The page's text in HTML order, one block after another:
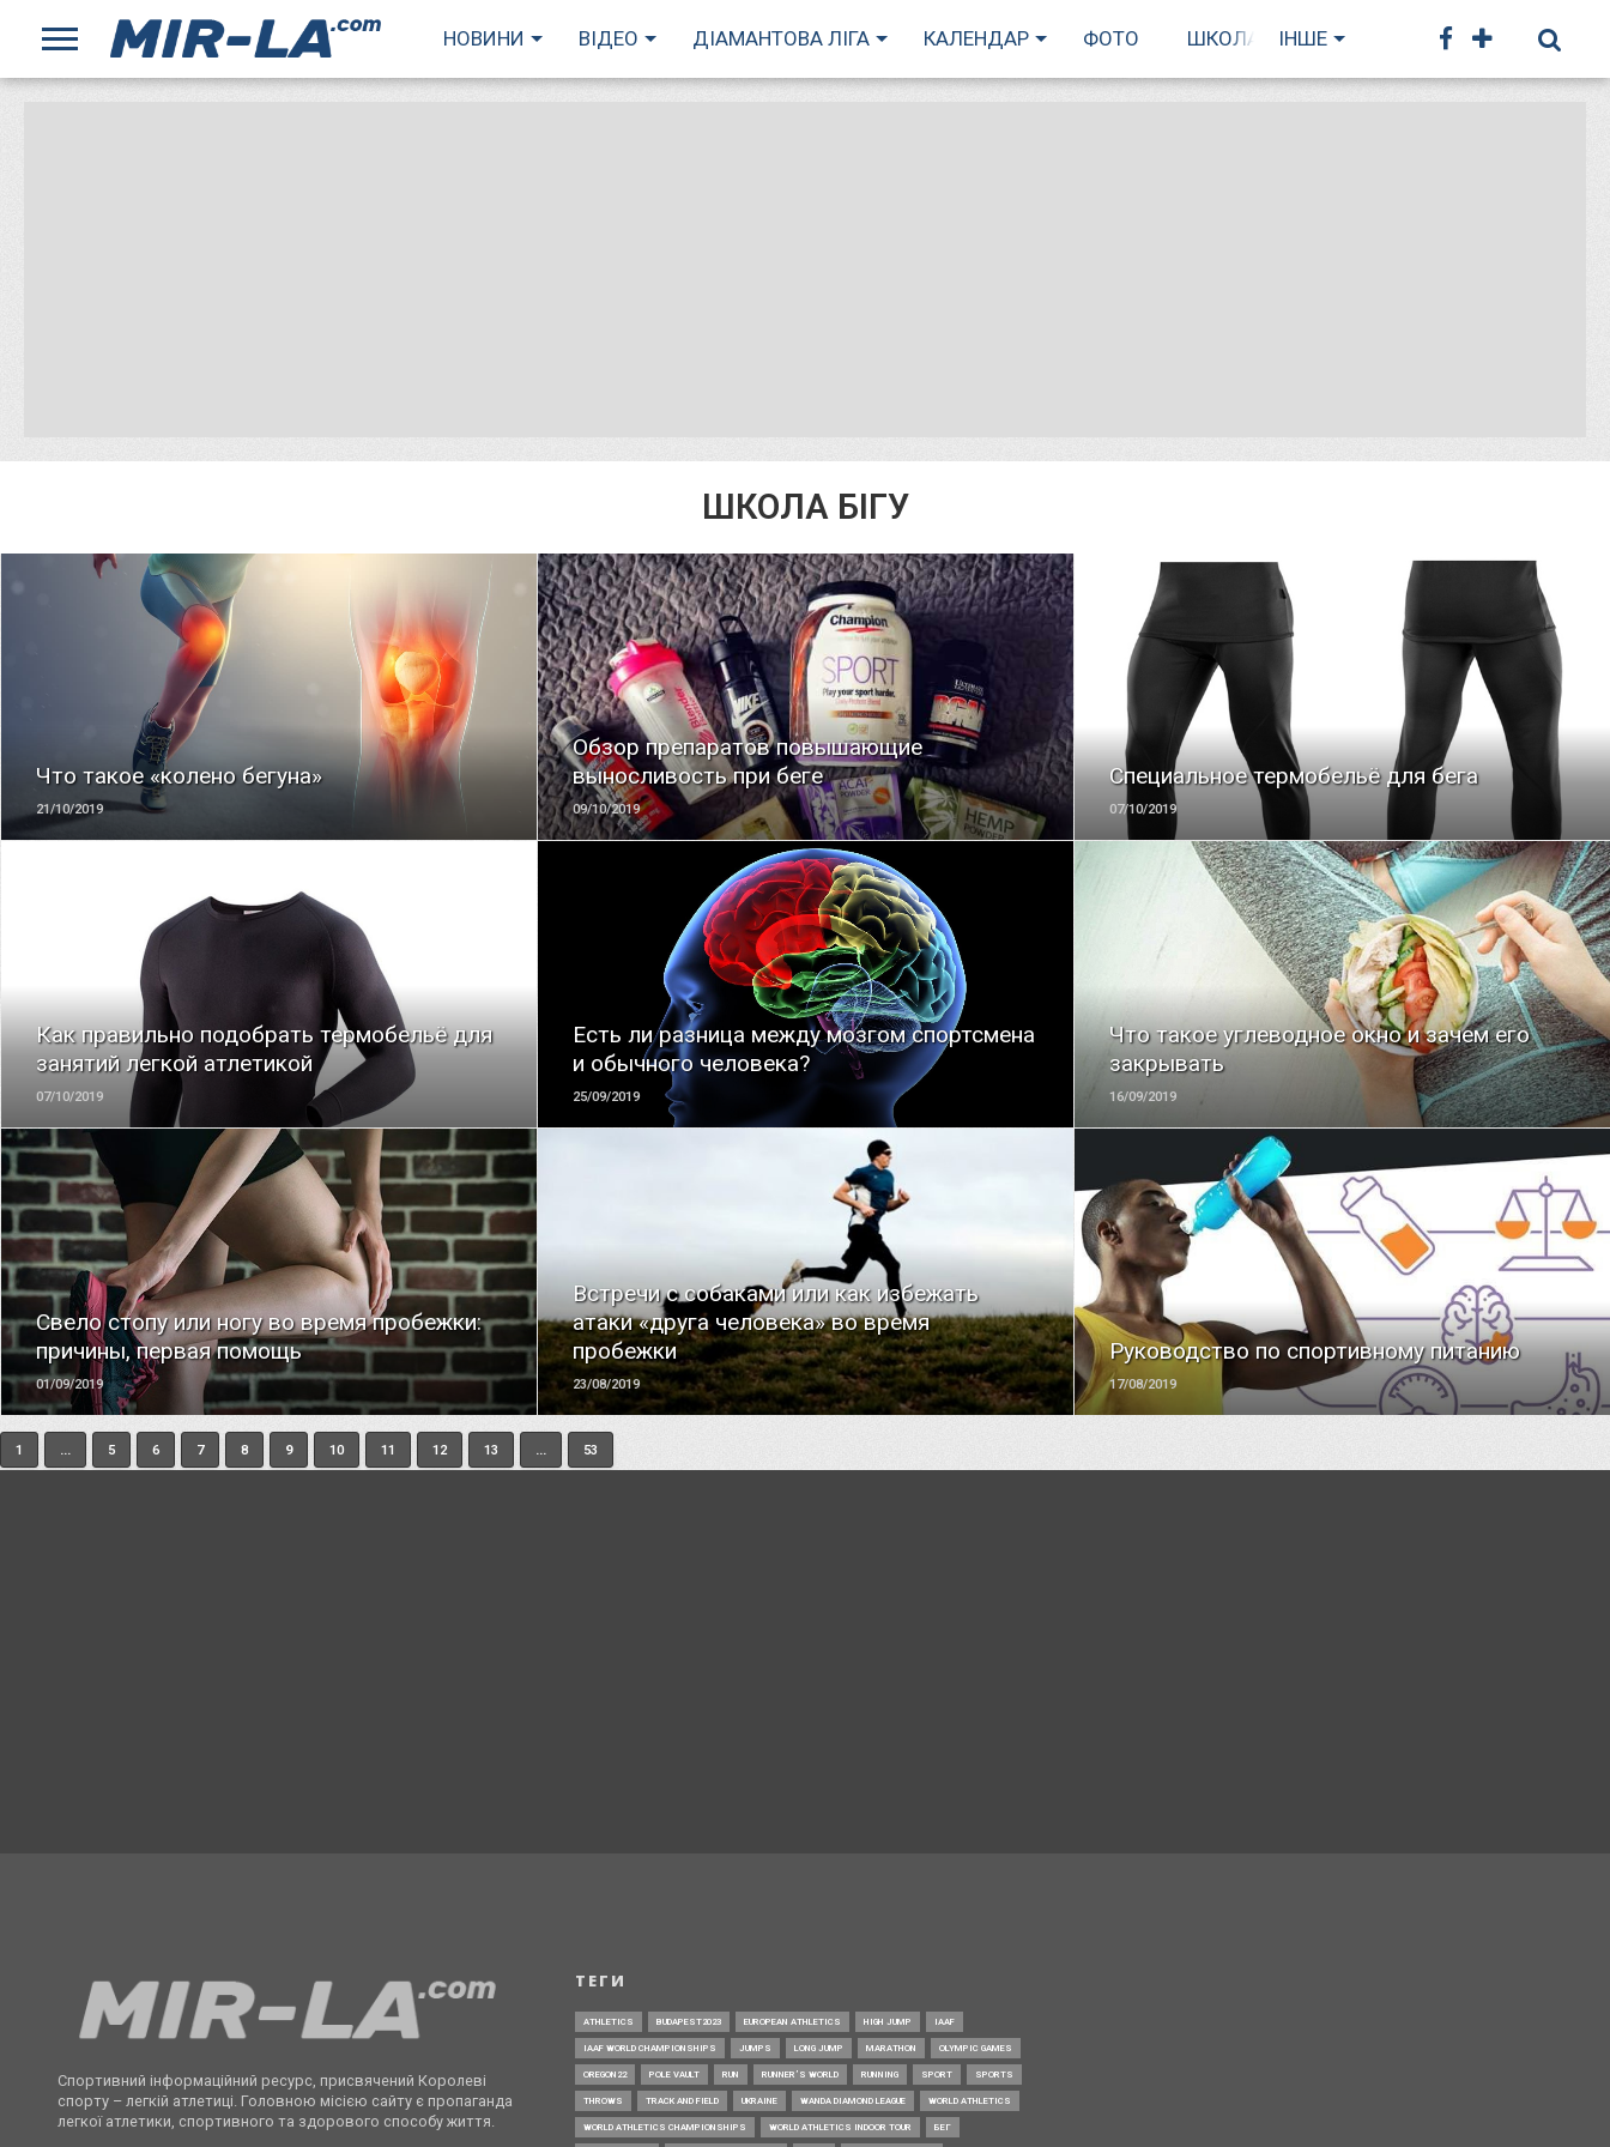
НОВИНИ ВІДЕО ДІАМАНТОВА ЛІГА КАЛЕНДАР ФОТО ШКОЛА БІГУ
ІНШЕ
ШКОЛА БІГУ
Что такое «колено бегуна»
21/10/2019
Обзор препаратов повышающие
выносливость при беге
09/10/2019
ЧИТАТЬ
Специальное термобельё для бега
07/10/2019
Как правильно подобрать термобельё для
занятий легкой атлетикой
07/10/2019
Есть ли разница между мозгом спортсмена
и обычного человека?
25/09/2019
ЧИТАТЬ
Что такое углеводное окно и зачем его
закрывать
16/09/2019
ЧИТАТЬ
Свело стопу или ногу во время пробежки:
причины, первая помощь
01/09/2019
ЧИТАТЬ
Встречи с собаками или как избежать
атаки «друга человека» во время
пробежки
23/08/2019
Руководство по спортивному питанию
17/08/2019
ЧИТАТЬ
1 ... 5 6 7 8 9 10 11 12 13 ... 53
Спортивний інформаційний ресурс, присвячений Королеві
спорту – легкій атлетиці. Головною місією сайту є пропаганда
легкої атлетики, спортивного та здорового способу життя.
ТЕГИ
ATHLETICS BUDAPEST2023 EUROPEAN ATHLETICS HIGH JUMP IAAF
IAAF WORLD CHAMPIONSHIPS JUMPS LONG JUMP MARATHON OLYMPIC GAMES
OREGON22 POLE VAULT RUN RUNNER’S WORLD RUNNING SPORT SPORTS
THROWS TRACK AND FIELD UKRAINE WANDA DIAMOND LEAGUE WORLD ATHLETICS
WORLD ATHLETICS CHAMPIONSHIPS WORLD ATHLETICS INDOOR TOUR БЕГ